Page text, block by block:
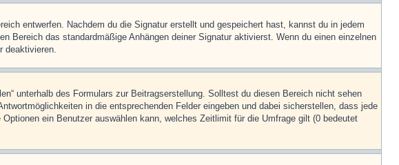
entwerfen. Nachdem du die Signatur erstellt und gespeichert hast, kannst du in jedem
Bereich das standardmäßige Anhängen deiner Signatur aktivierst. Wenn du einen einzelnen
deaktivieren.
unterhalb des Formulars zur Beitragserstellung. Solltest du diesen Bereich nicht sehen
in die entsprechenden Felder eingeben und dabei sicherstellen, dass jede
ein Benutzer auswählen kann, welches Zeitlimit für die Umfrage gilt (0 bedeutet